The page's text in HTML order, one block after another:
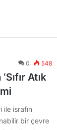
0 548
Atık
ile israfın
bir çevre